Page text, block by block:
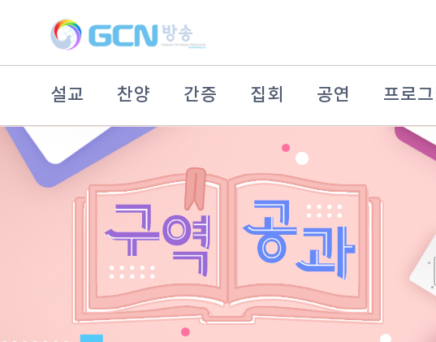
설교 찬양 간증 집회 공연 프로